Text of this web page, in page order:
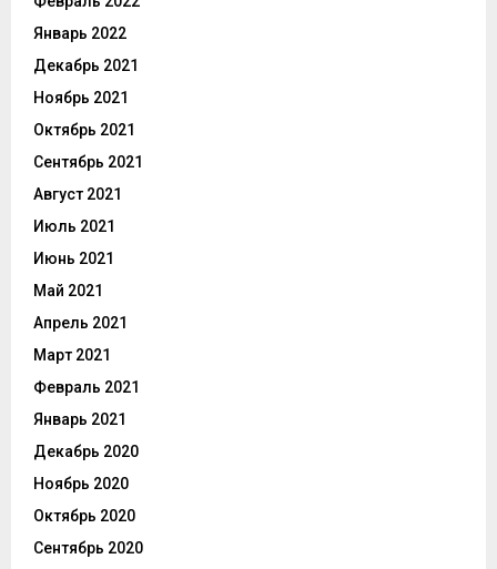
Январь 2022
Декабрь 2021
Ноябрь 2021
Октябрь 2021
Сентябрь 2021
Август 2021
Июль 2021
Июнь 2021
Май 2021
Апрель 2021
Март 2021
Февраль 2021
Январь 2021
Декабрь 2020
Ноябрь 2020
Октябрь 2020
Сентябрь 2020